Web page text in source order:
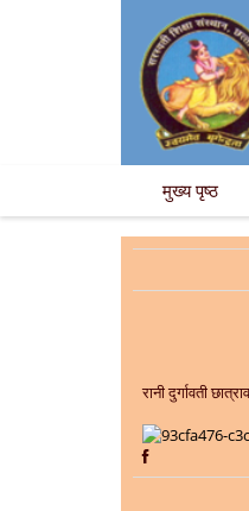
मुख्य पृष्ठ
रानी दुर्गावती